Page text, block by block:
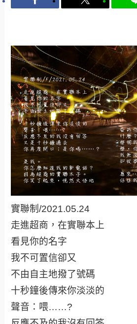
實聯制/2021.05.24
走進超商，在實聯本上
看見你的名字
我不可置信卻又
不由自主地撥了號碼
十秒鐘後傳來你淡淡的
聲音：喂……?